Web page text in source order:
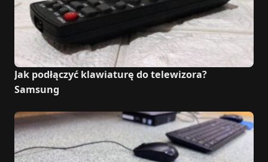
Jak podłączyć klawiaturę do telewizora?
Samsung